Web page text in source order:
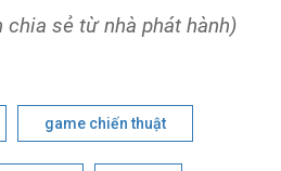
chia sẻ từ nhà phát hành)
game chiến thuật